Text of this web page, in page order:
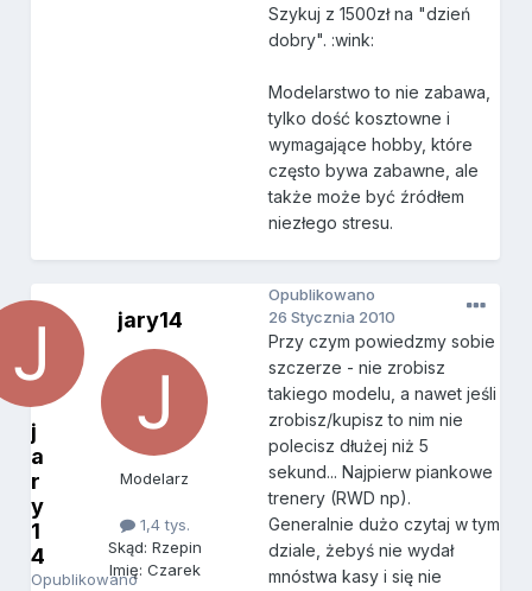
Szykuj z 1500zł na "dzień
dobry". :wink:
Modelarstwo to nie zabawa,
tylko dość kosztowne i
wymagające hobby, które
często bywa zabawne, ale
także może być źródłem
niezłego stresu.
j
a
r
y
1
4
Opublikowano
jary14
Modelarz
1,4 tys.
Skąd: Rzepin
Imię: Czarek
Opublikowano
26 Stycznia 2010
Przy czym powiedzmy sobie
szczerze - nie zrobisz
takiego modelu, a nawet jeśli
zrobisz/kupisz to nim nie
polecisz dłużej niż 5
sekund... Najpierw piankowe
trenery (RWD np).
Generalnie dużo czytaj w tym
dziale, żebyś nie wydał
mnóstwa kasy i się nie